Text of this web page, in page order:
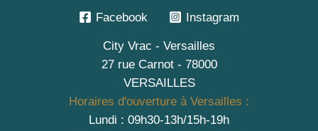
Facebook Instagram
City Vrac - Versailles
27 rue Carnot - 78000
VERSAILLES
Horaires d'ouverture à Versailles :
Lundi : 09h30-13h/15h-19h